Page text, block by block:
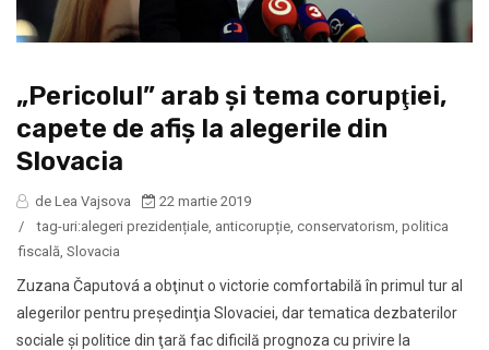
„Pericolul” arab şi tema corupţiei,
capete de afiş la alegerile din
Slovacia
de Lea Vajsova
22 martie 2019
/
tag-uri:alegeri prezidențiale anticorupție conservatorism politica
fiscală Slovacia
Zuzana Čaputová a obţinut o victorie comfortabilă în primul tur al
alegerilor pentru preşedinţia Slovaciei, dar tematica dezbaterilor
sociale şi politice din ţară fac dificilă prognoza cu privire la